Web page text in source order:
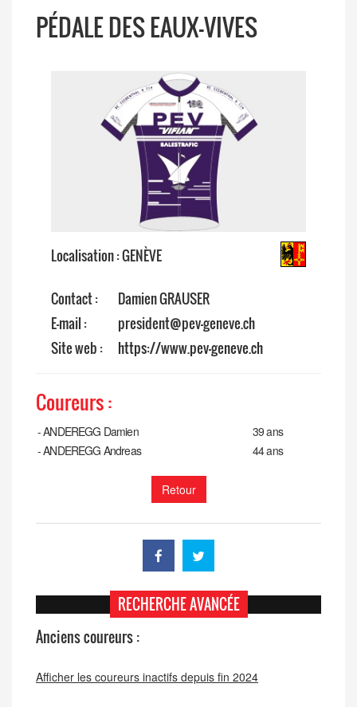
PÉDALE DES EAUX-VIVES
Localisation : GENÈVE
Contact :
Damien GRAUSER
E-mail :
president@pev-geneve.ch
Site web :
https://www.pev-geneve.ch
Coureurs :
-ANDEREGG Damien
39 ans
-ANDEREGG Andreas 44 ans
Retour
RECHERCHE AVANCÉE
Anciens coureurs :
Afficher les coureurs inactifs depuis fin 2024